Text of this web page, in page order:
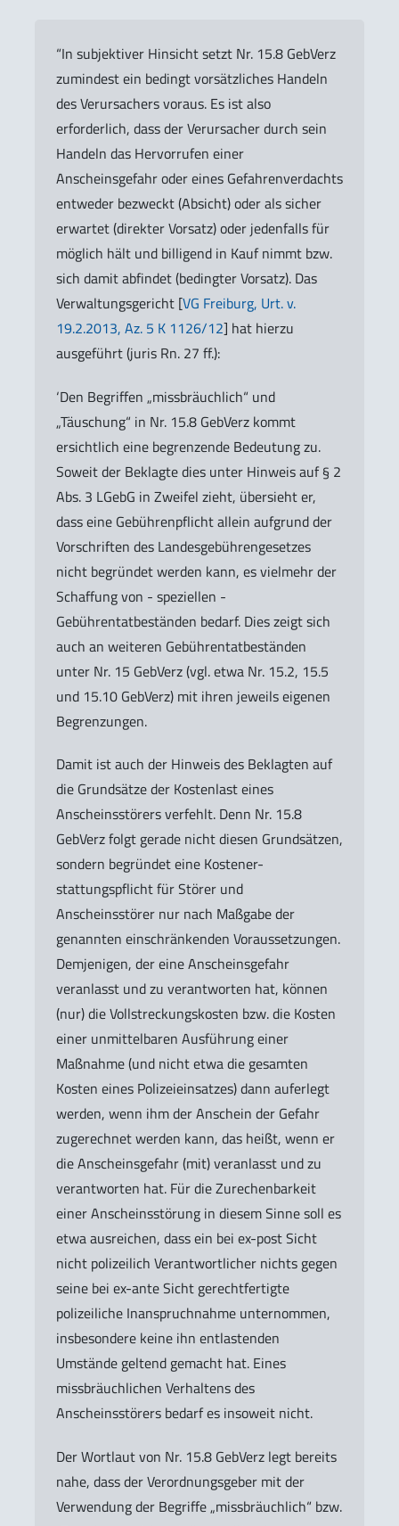
“In subjektiver Hinsicht setzt Nr. 15.8 GebVerz
zumindest ein bedingt vorsätzliches Handeln
des Verursachers voraus. Es ist also
erforderlich, dass der Verursacher durch sein
Handeln das Hervorrufen einer
Anscheinsgefahr oder eines Gefahrenverdachts
entweder bezweckt (Absicht) oder als sicher
erwartet (direkter Vorsatz) oder jedenfalls für
möglich hält und billigend in Kauf nimmt bzw.
sich damit abfindet (bedingter Vorsatz). Das
Verwaltungsgericht [VG Freiburg, Urt. v.
19.2.2013, Az. 5 K 1126/12] hat hierzu
ausgeführt (juris Rn. 27 ff.):
‘Den Begriffen „missbräuchlich“ und
„Täuschung“ in Nr. 15.8 GebVerz kommt
ersichtlich eine begrenzende Bedeutung zu.
Soweit der Beklagte dies unter Hinweis auf § 2
Abs. 3 LGebG in Zweifel zieht, übersieht er,
dass eine Gebührenpflicht allein aufgrund der
Vorschriften des Landesgebührengesetzes
nicht begründet werden kann, es vielmehr der
Schaffung von - speziellen -
Gebührentatbeständen bedarf. Dies zeigt sich
auch an weiteren Gebührentatbeständen
unter Nr. 15 GebVerz (vgl. etwa Nr. 15.2, 15.5
und 15.10 GebVerz) mit ihren jeweils eigenen
Begrenzungen.
Damit ist auch der Hinweis des Beklagten auf
die Grundsätze der Kostenlast eines
Anscheinsstörers verfehlt. Denn Nr. 15.8
GebVerz folgt gerade nicht diesen Grundsätzen,
sondern begründet eine Kostener-
stattungspflicht für Störer und
Anscheinsstörer nur nach Maßgabe der
genannten einschränkenden Voraussetzungen.
Demjenigen, der eine Anscheinsgefahr
veranlasst und zu verantworten hat, können
(nur) die Vollstreckungskosten bzw. die Kosten
einer unmittelbaren Ausführung einer
Maßnahme (und nicht etwa die gesamten
Kosten eines Polizeieinsatzes) dann auferlegt
werden, wenn ihm der Anschein der Gefahr
zugerechnet werden kann, das heißt, wenn er
die Anscheinsgefahr (mit) veranlasst und zu
verantworten hat. Für die Zurechenbarkeit
einer Anscheinsstörung in diesem Sinne soll es
etwa ausreichen, dass ein bei ex-post Sicht
nicht polizeilich Verantwortlicher nichts gegen
seine bei ex-ante Sicht gerechtfertigte
polizeiliche Inanspruchnahme unternommen,
insbesondere keine ihn entlastenden
Umstände geltend gemacht hat. Eines
missbräuchlichen Verhaltens des
Anscheinsstörers bedarf es insoweit nicht.
Der Wortlaut von Nr. 15.8 GebVerz legt bereits
nahe, dass der Verordnungsgeber mit der
Verwendung der Begriffe „missbräuchlich“ bzw.